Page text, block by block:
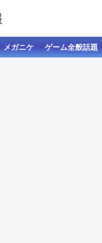
メガニケ ゲーム全般話題